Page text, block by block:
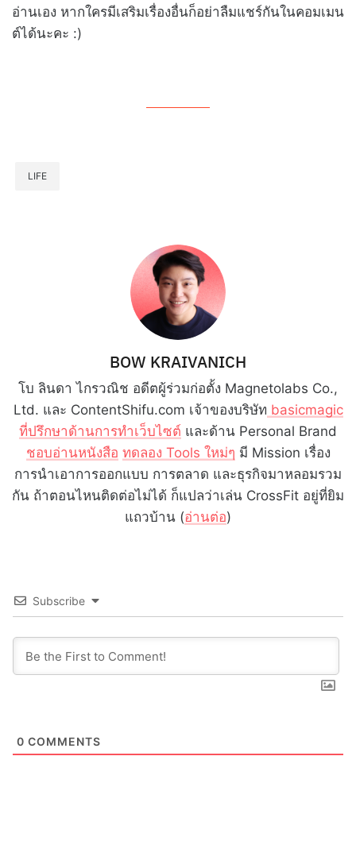
อ่านเอง หากใครมีเสริมเรื่องอื่นก็อย่าลืมแชร์กันในคอมเมน
ต์ได้นะคะ :)
LIFE
BOW KRAIVANICH
โบ ลินดา ไกรวณิช อดีตผู้ร่วมก่อตั้ง Magnetolabs Co.,
Ltd. และ ContentShifu.com เจ้าของบริษัท basicmagic
ที่ปรึกษาด้านการทำเว็บไซต์ และด้าน Personal Brand
ชอบอ่านหนังสือ ทดลอง Tools ใหม่ๆ มี Mission เรื่อง
การนำเอาการออกแบบ การตลาด และธุรกิจมาหลอมรวม
กัน ถ้าตอนไหนติดต่อไม่ได้ ก็แปลว่าเล่น CrossFit อยู่ที่ยิม
แถวบ้าน (อ่านต่อ)
Subscribe
0 COMMENTS